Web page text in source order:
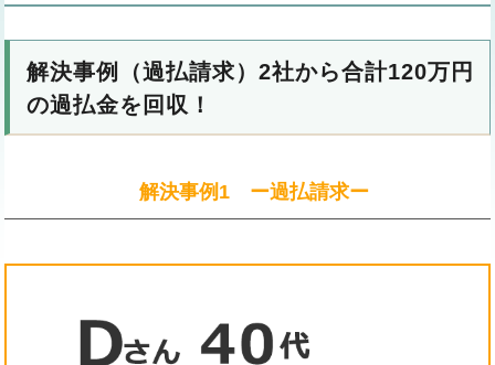
解決事例（過払請求）2社から合計120万円
の過払金を回収！
解決事例1 ー過払請求ー